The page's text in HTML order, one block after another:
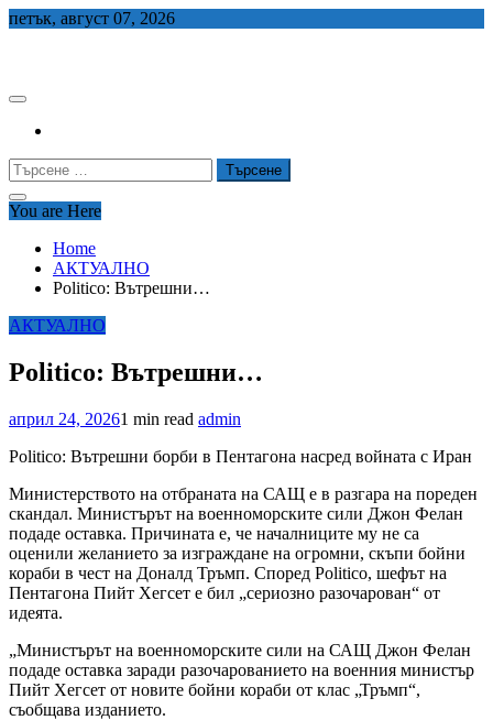
Skip
петък, август 07, 2026
Търсене
за:
You are Here
Home
АКТУАЛНО
Politico: Вътрешни…
АКТУАЛНО
Politico: Вътрешни…
април 24, 20261 min read admin
Politico: Вътрешни борби в Пентагона насред войната с Иран
Министерството на отбраната на САЩ е в разгара на пореден
скандал. Министърът на военноморските сили Джон Фелан
подаде оставка. Причината е, че началниците му не са
оценили желанието за изграждане на огромни, скъпи бойни
кораби в чест на Доналд Тръмп. Според Politico, шефът на
Пентагона Пийт Хегсет е бил „сериозно разочарован“ от
идеята.
„Министърът на военноморските сили на САЩ Джон Фелан
подаде оставка заради разочарованието на военния министър
Пийт Хегсет от новите бойни кораби от клас „Тръмп“,
съобщава изданието.